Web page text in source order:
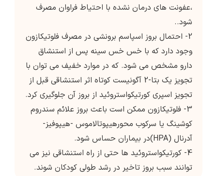
،عفونت های درمان نشده با احتیاط فراوان مصرف
شود..
2- احتمال بروز اسپاسم برونشی در مصرف فلوتیکازون
وجود دارد که با خس خس سینه پس از استنشاق
دارو مشخص می شود. که در موارد خفیف می توان با
تجویز یک بتا-2 آگونیست کوتاه اثر استنشاقی قبل از
تجویز اسپری کورتیکواستروئید از بروز آن جلوگیری کرد.
3- فلوتیکازون ممکن است باعث بروز علائم سندروم
کوشینگ یا سرکوب محورهیپوتالاموس -هیپوفیز-
آدرنال (HPA)در بیماران حساس شود.
4- کورتیکواستروئید ها حتی از راه استنشاقی نیز می
توانند سبب بروز تاخیر در رشد طولی کودکان شوند.